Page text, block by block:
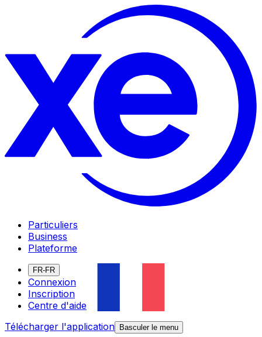
Particuliers
Business
Plateforme
FR-FR
Connexion
Inscription
Centre d'aide
Télécharger l'application
Basculer le menu